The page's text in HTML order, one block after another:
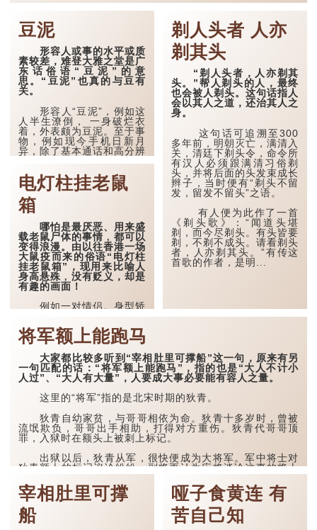
豆泥
形容人或事的水平或质
素较差，难登大雅之堂是广
东话俗语“豆泥”的意
思。“豆泥”也真的与豆有
关。
形容人“豆泥”，例如这
人半生潦倒， 一身破烂衣
着，外表颇为豆泥。至于事
物，例如现今手机日新月
异，除了基本通话和高分辨
相当豆泥的上一代手机，不
再受市场欢迎了。
豆泥与糕饼饀料有关。
话说南方的甜点中，以莲子
製成的莲蓉价格最贵，其次
是红荳煮成的红豆蓉，...
电灯柱挂老鼠
箱
哪怕是最厌恶、用来盛
载老鼠尸体的事情﹐都可以
变得浪漫。由以往香港一场
大鼠疫而来的俗语“电灯柱
挂老鼠箱”，现用来比喻人
身高悬殊﹐没有贬义，却是
有趣的画面！
例如一对情侣。身型矫
朋友身边，看上去就如电灯
柱挂老鼠箱。
老鼠箱的出现沿于本港
1894年开始的一场大鼠
疫，逾2万人受感染死亡，
是本港有纪录以来死亡人数
最多的瘟疫。老鼠为患，于
是港英政府在电灯柱上，挂
上一个黑色的老鼠箱，并鼓
励市民把捡到的死老鼠放进
这些老鼠箱，以减慢疫
情。...
剃人头者 人亦
剃其头
“剃人头者，人亦剃其
头。”帮人剃头的人，最终
也会被人剃头。这句话指人
会以其人之道，还治其人之
身。
这句话可追溯至300
多年前，明朝灭亡，满清入
关，清廷下剃头令，命令所
有汉人必须跟满清习俗剃
头，并将后面的头发束成长
辫子，当时便有“剃头不留
发，留发不留头”之语。
有人便为此作了一首
《剃头歌》：“闻道头堪
剃，而今尽剃头。有头皆要
剃，不剃不成头。请看剃头
者，人亦剃其头。”有传这
首歌的作者，是明...
将军额上能跑马
大家都比较多听到“宰相肚里可撑船”这一句，原来有另
一句匹配的话：“将军额上能跑马”，指的也是“大人不计小
人过”、“大人有大量”，人要成大事必要能有容人之量。
这里的“将军”指的是北宋时期的狄青。
狄青自幼家贫，与哥哥相依为命。狄青十多岁时，曾被
流氓欺负，哥哥出手相助，打得对方重伤。狄青代哥哥顶
罪，入狱时在额头上被刺上标记。
出狱以后，狄青从军，很快便成为大将军。军中将士对
狄青额上的标记议论纷纷，副将更认为应将谈论这事的将士
们处罚，但狄青却认为自己...
宰相肚里可撑
船
哑子食黄连 有
苦自己知